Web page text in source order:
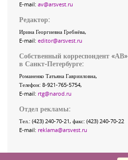
E-mail: av@arsvest.ru
Редактор:
Ирина Георгиевна Гребнёва,
E-mail: editor@arsvest.ru
Собственный корреспондент «АВ»
в Санкт-Петербурге:
Романенко Татьяна Гаврииловна,
Телефон: 8-921-765-5754,
E-mail: rtg@narod.ru
Отдел рекламы:
Тел.: (423) 240-70-21, факс: (423) 240-70-22
E-mail: reklama@arsvest.ru